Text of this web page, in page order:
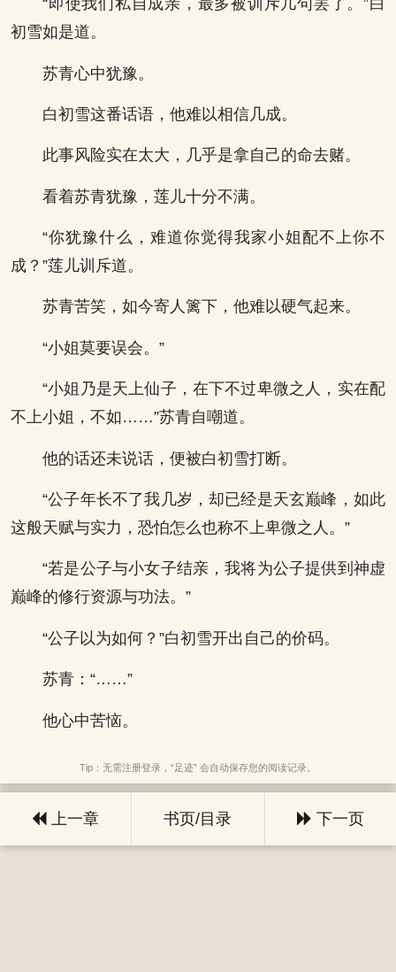
“即使我们私自成亲，最多被训斥几句罢了。”白
初雪如是道。
苏青心中犹豫。
白初雪这番话语，他难以相信几成。
此事风险实在太大，几乎是拿自己的命去赌。
看着苏青犹豫，莲儿十分不满。
“你犹豫什么，难道你觉得我家小姐配不上你不
成？”莲儿训斥道。
苏青苦笑，如今寄人篱下，他难以硬气起来。
“小姐莫要误会。”
“小姐乃是天上仙子，在下不过卑微之人，实在配
不上小姐，不如……”苏青自嘲道。
他的话还未说话，便被白初雪打断。
“公子年长不了我几岁，却已经是天玄巅峰，如此
这般天赋与实力，恐怕怎么也称不上卑微之人。”
“若是公子与小女子结亲，我将为公子提供到神虚
巅峰的修行资源与功法。”
“公子以为如何？”白初雪开出自己的价码。
苏青：“……”
他心中苦恼。
Tip：无需注册登录，“足迹” 会自动保存您的阅读记录。
上一章 书页/目录 下一页